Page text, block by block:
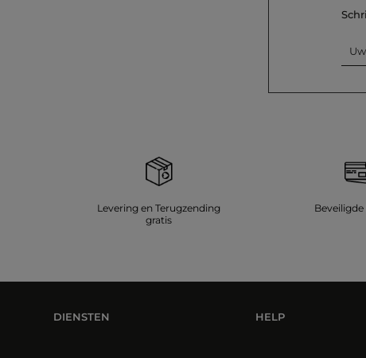
Levering en Terugzending
gratis
DIENSTEN HELP